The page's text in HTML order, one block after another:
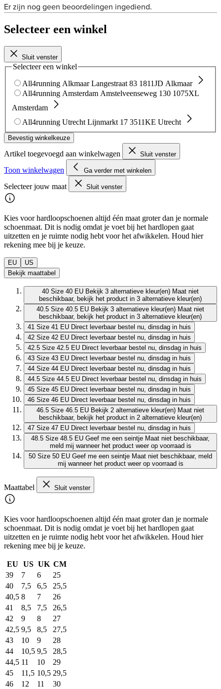
Selecteer een winkel
Sluit venster
Selecteer een winkel
All4running Alkmaar Langestraat 83 1811JD Alkmaar
All4running Amsterdam Amstelveenseweg 130 1075XL
Amsterdam
All4running Utrecht Lijnmarkt 17 3511KE Utrecht
Bevestig winkelkeuze
Artikel toegevoegd aan winkelwagen Sluit venster
Toon winkelwagen Ga verder met winkelen
Selecteer jouw maat Sluit venster
Kies voor hardloopschoenen altijd één maat groter dan je normale
schoenmaat. Dit is nodig omdat je voet bij het hardlopen gaat
uitzetten en je ruimte nodig hebt voor het afwikkelen. Houd hier
rekening mee bij je keuze.
EU
US
Bekijk maattabel
40 Size 40 EU Bekijk 3 alternatieve kleur(en) Maat niet
beschikbaar, bekijk het product in 3 alternatieve kleur(en)
40.5 Size 40.5 EU Bekijk 3 alternatieve kleur(en) Maat niet
beschikbaar, bekijk het product in 3 alternatieve kleur(en)
41 Size 41 EU Direct leverbaar bestel nu, dinsdag in huis
42 Size 42 EU Direct leverbaar bestel nu, dinsdag in huis
42.5 Size 42.5 EU Direct leverbaar bestel nu, dinsdag in huis
43 Size 43 EU Direct leverbaar bestel nu, dinsdag in huis
44 Size 44 EU Direct leverbaar bestel nu, dinsdag in huis
44.5 Size 44.5 EU Direct leverbaar bestel nu, dinsdag in huis
45 Size 45 EU Direct leverbaar bestel nu, dinsdag in huis
46 Size 46 EU Direct leverbaar bestel nu, dinsdag in huis
46.5 Size 46.5 EU Bekijk 2 alternatieve kleur(en) Maat niet
beschikbaar, bekijk het product in 2 alternatieve kleur(en)
47 Size 47 EU Direct leverbaar bestel nu, dinsdag in huis
48.5 Size 48.5 EU Geef me een seintje Maat niet beschikbaar,
meld mij wanneer het product weer op voorraad is
50 Size 50 EU Geef me een seintje Maat niet beschikbaar, meld
mij wanneer het product weer op voorraad is
Maattabel Sluit venster
Kies voor hardloopschoenen altijd één maat groter dan je normale
schoenmaat. Dit is nodig omdat je voet bij het hardlopen gaat
uitzetten en je ruimte nodig hebt voor het afwikkelen. Houd hier
rekening mee bij je keuze.
EU US UK CM
39
7 6
25
40
7,5 6,5
25,5
40,5 8 7
26
41
8,5 7,5
26,5
42
9 8
27
42,5 9,5 8,5
27,5
43
10 9
28
44
10,5 9,5
28,5
44,5 11 10
29
45
11,5 10,5 29,5
46
12 11
30